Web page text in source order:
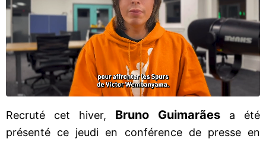
Recruté cet hiver, Bruno Guimarães a été
présenté ce jeudi en conférence de presse en